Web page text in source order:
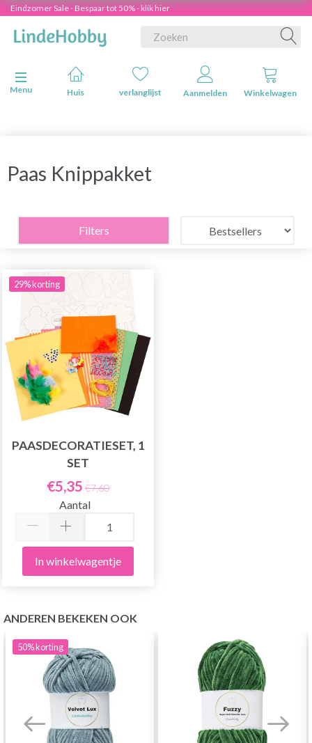
Eindzomer Sale - Bespaar tot 50% - klik hier
Navigatie in-/uitschakelen
Menu
Huis verlanglijst Aanmelden Winkelwagen
Paas Knippakket
Filters
29% korting
PAASDECORATIESET, 1
SET
€5,35 €7,60
Aantal
In winkelwagentje
ANDEREN BEKEKEN OOK
50%korting